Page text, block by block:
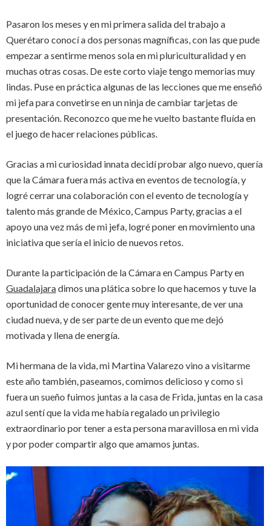
Pasaron los meses y en mi primera salida del trabajo a
Querétaro conocí a dos personas magníficas, con las que pude
empezar a sentirme menos sola en mi pluriculturalidad y en
muchas otras cosas. De este corto viaje tengo memorias muy
lindas. Puse en práctica algunas de las lecciones que me enseñó
mi jefa para convetirse en un ninja de cambiar tarjetas de
presentación. Reconozco que me he vuelto bastante fluída en
el juego de hacer relaciones públicas.
Gracias a mi curiosidad innata decidí probar algo nuevo, quería
que la Cámara fuera más activa en eventos de tecnología, y
logré cerrar una colaboración con el evento de tecnología y
talento más grande de México, Campus Party, gracias a el
apoyo una vez más de mi jefa, logré poner en movimiento una
iniciativa que sería el inicio de nuevos retos.
Durante la participación de la Cámara en Campus Party en
Guadalajaradimos una plática sobre lo que hacemos y tuve la
oportunidad de conocer gente muy interesante, de ver una
ciudad nueva, y de ser parte de un evento que me dejó
motivada y llena de energía.
Mi hermana de la vida, mi Martina Valarezo vino a visitarme
este año también, paseamos, comimos delicioso y como si
fuera un sueño fuimos juntas a la casa de Frida, juntas en la casa
azul sentí que la vida me había regalado un privilegio
extraordinario por tener a esta persona maravillosa en mi vida
y por poder compartir algo que amamos juntas.